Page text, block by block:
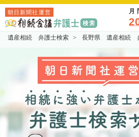
朝日新聞社運営 月
遺産相続 弁護士検索 長野県 遺産相続